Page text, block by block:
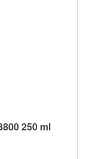
250 ml